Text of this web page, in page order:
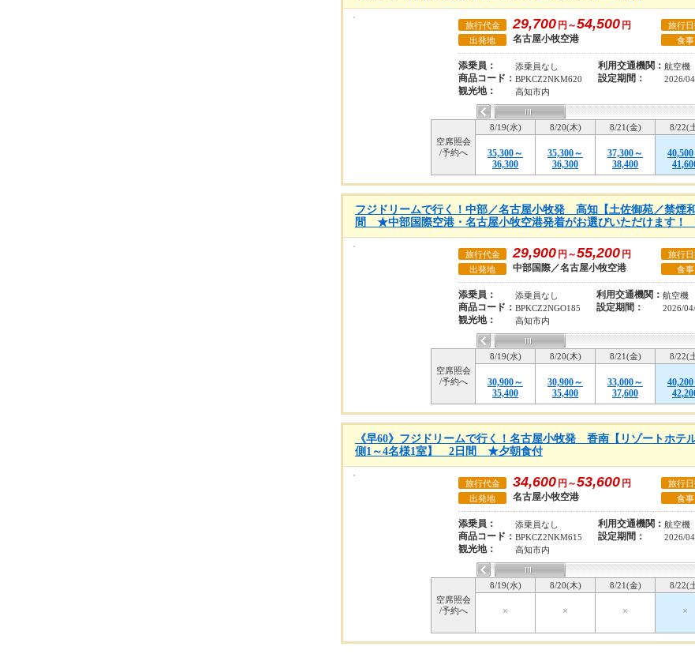
旅行代金 29,700 円～54,500 円 旅行
出発地 名古屋小牧空港 食事
添乗員： 添乗員なし 利用交通機関： 航空機
商品コード： BPKCZ2NKM620 設定期間： 2026/
観光地： 高知市内
空席照会
/予約へ
8/19(水) 8/20(木) 8/21(金) 8/22(
35,300～
36,300
35,300～
36,300
37,300～
38,400
40,500
フジドリームで行く！中部／名古屋小牧発 高知【土佐御苑／禁煙
間 ★中部国際空港・名古屋小牧空港発着がお選びいただけます
旅行代金 29,900 円～55,200 円 旅行
出発地 中部国際／名古屋小牧空港 食事
添乗員： 添乗員なし 利用交通機関： 航空機
商品コード： BPKCZ2NGO185 設定期間： 2026/
観光地： 高知市内
空席照会
/予約へ
8/19(水) 8/20(木) 8/21(金) 8/22(
30,900～
35,400
30,900～
35,400
33,000～
37,600
40,200
《早60》フジドリームで行く！名古屋小牧発 香南【リゾートホテ
側1～4名様1室】 2日間 ★夕朝食付
旅行代金 34,600 円～53,600 円 旅行
出発地 名古屋小牧空港 食事
添乗員： 添乗員なし 利用交通機関： 航空機
商品コード： BPKCZ2NKM615 設定期間： 2026/
観光地： 高知市内
空席照会
/予約へ
8/19(水) 8/20(木) 8/21(金) 8/22(
× × × ×